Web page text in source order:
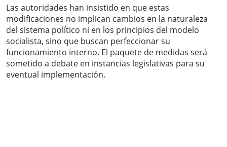
Las autoridades han insistido en que estas
modificaciones no implican cambios en la naturaleza
del sistema político ni en los principios del modelo
socialista, sino que buscan perfeccionar su
funcionamiento interno. El paquete de medidas será
sometido a debate en instancias legislativas para su
eventual implementación.